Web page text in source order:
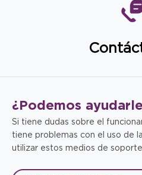
¿Podemos
Si tiene dudas sobre el
tiene problemas con el uso de
utilizar estos medios de